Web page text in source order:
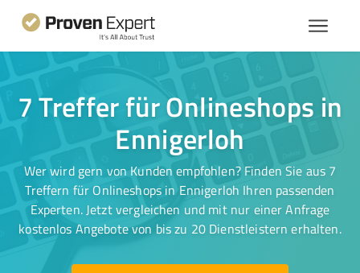
7 Treffer für Onlineshops in
Ennigerloh
Wer wird gern von Kunden empfohlen? Finden Sie aus 7
Treffern für Onlineshops in Ennigerloh Ihren passenden
Experten. Jetzt vergleichen und mit nur einer Anfrage
kostenlos Angebote von bis zu 20 Dienstleistern erhalten.